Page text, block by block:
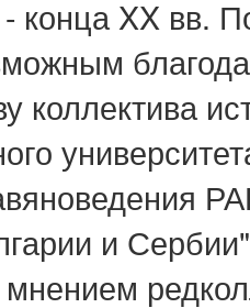
конца XX вв.
коллектива
и
мнением